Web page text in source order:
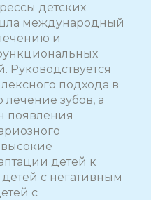
детских
международный
и
Руководствуется
подхода в
зубов, а
появления
детей к
с негативным
с